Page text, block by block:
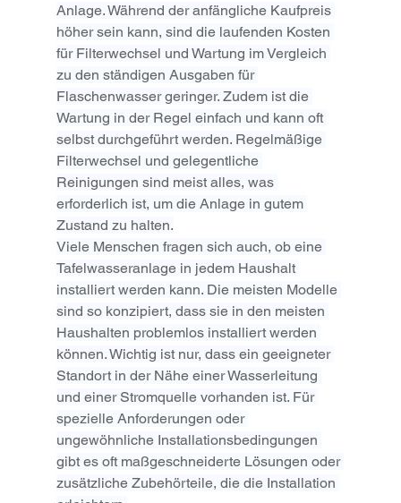
Anlage. Während der anfängliche Kaufpreis
höher sein kann, sind die laufenden Kosten
für Filterwechsel und Wartung im Vergleich
zu den ständigen Ausgaben für
Flaschenwasser geringer. Zudem ist die
Wartung in der Regel einfach und kann oft
selbst durchgeführt werden. Regelmäßige
Filterwechsel und gelegentliche
Reinigungen sind meist alles, was
erforderlich ist, um die Anlage in gutem
Zustand zu halten.
Viele Menschen fragen sich auch, ob eine
Tafelwasseranlage in jedem Haushalt
installiert werden kann. Die meisten Modelle
sind so konzipiert, dass sie in den meisten
Haushalten problemlos installiert werden
können. Wichtig ist nur, dass ein geeigneter
Standort in der Nähe einer Wasserleitung
und einer Stromquelle vorhanden ist. Für
spezielle Anforderungen oder
ungewöhnliche Installationsbedingungen
gibt es oft maßgeschneiderte Lösungen oder
zusätzliche Zubehörteile, die die Installation